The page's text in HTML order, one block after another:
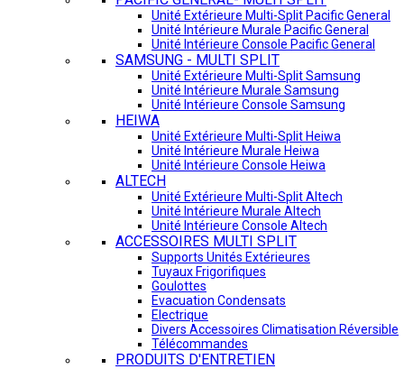
Unité Extérieure Multi-Split Pacific General
Unité Intérieure Murale Pacific General
Unité Intérieure Console Pacific General
SAMSUNG - MULTI SPLIT
Unité Extérieure Multi-Split Samsung
Unité Intérieure Murale Samsung
Unité Intérieure Console Samsung
HEIWA
Unité Extérieure Multi-Split Heiwa
Unité Intérieure Murale Heiwa
Unité Intérieure Console Heiwa
ALTECH
Unité Extérieure Multi-Split Altech
Unité Intérieure Murale Altech
Unité Intérieure Console Altech
ACCESSOIRES MULTI SPLIT
Supports Unités Extérieures
Tuyaux Frigorifiques
Goulottes
Evacuation Condensats
Electrique
Divers Accessoires Climatisation Réversible
Télécommandes
PRODUITS D'ENTRETIEN